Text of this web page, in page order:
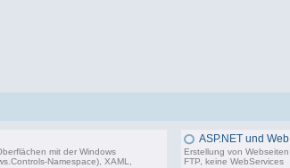
mit der Windows
Namespace), XAML,
ASP.NET und Web
Erstellung von
FTP, keine WebServices